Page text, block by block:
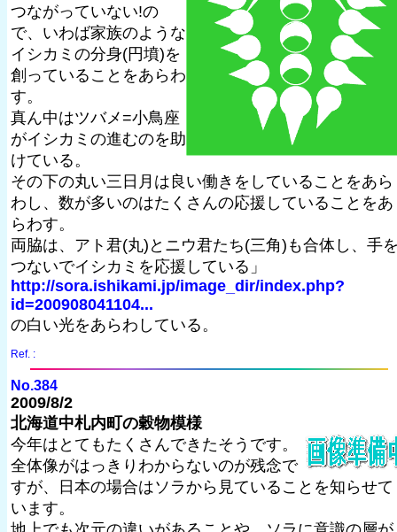
つながっていない!の
で、いわば家族のような
イシカミの分身(円墳)を
創っていることをあらわ
す。
真ん中はツバメ=小鳥座
がイシカミの進むのを助
けている。
その下の丸い三日月は良い働きをしていることをあら
わし、数が多いのはたくさんの応援していることをあ
らわす。
両脇は、アト君(丸)とニウ君たち(三角)も合体し、手
つないでイシカミを応援している」
http://sora.ishikami.jp/image_dir/index.php?
id=200908041104...
の白い光をあらわしている。
Ref. :
No.384
2009/8/2
北海道中札内町の穀物模様
今年はとてもたくさんできたそうです。
全体像がはっきりわからないのが残念で
すが、日本の場合はソラから見ていることを知らせて
います。